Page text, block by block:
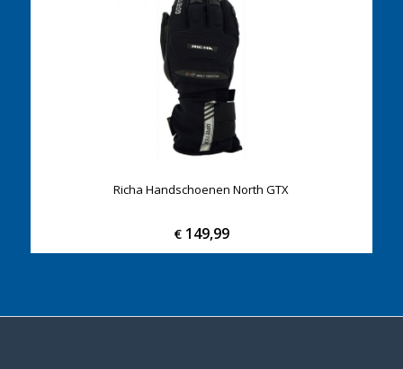
Richa Handschoenen North GTX
€149,99